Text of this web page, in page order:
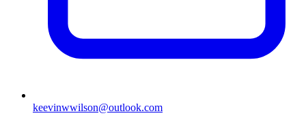
keevinwwilson@outlook.com